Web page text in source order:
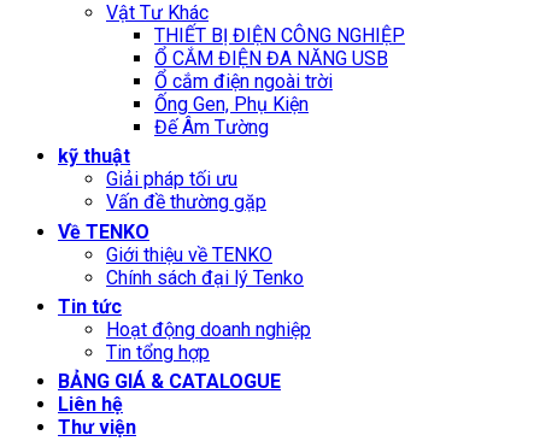
Vật Tư Khác
THIẾT BỊ ĐIỆN CÔNG NGHIỆP
Ổ CẮM ĐIỆN ĐA NĂNG USB
Ổ cắm điện ngoài trời
Ống Gen, Phụ Kiện
Đế Âm Tường
kỹ thuật
Giải pháp tối ưu
Vấn đề thường gặp
Về TENKO
Giới thiệu về TENKO
Chính sách đại lý Tenko
Tin tức
Hoạt động doanh nghiệp
Tin tổng hợp
BẢNG GIÁ & CATALOGUE
Liên hệ
Thư viện